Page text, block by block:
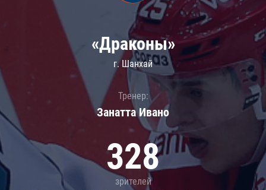
«Драконы»
г. Шанхай
Тренер:
Занатта Иванo
328
зрителей